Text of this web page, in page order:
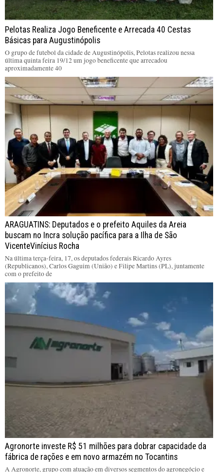
Pelotas Realiza Jogo Beneficente e Arrecada 40 Cestas
Básicas para Augustinópolis
O grupo de futebol da cidade de Augustinópolis, Pelotas realizou nessa
última quinta feira 19/12 um jogo beneficente que arrecadou
aproximadamente 40
ARAGUATINS: Deputados e o prefeito Aquiles da Areia
buscam no Incra solução pacífica para a Ilha de São
VicenteVinícius Rocha
Na última terça-feira, 17, os deputados federais Ricardo Ayres
(Republicanos), Carlos Gaguim (União) e Filipe Martins (PL), juntamente
com o prefeito de
Agronorte investe R$ 51 milhões para dobrar capacidade da
fábrica de rações e em novo armazém no Tocantins
A Agronorte, grupo com atuação em diversos segmentos do agronegócio e